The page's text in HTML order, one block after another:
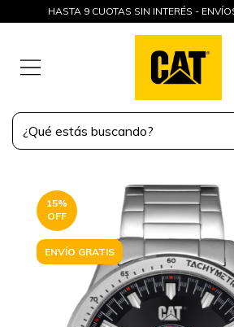
HASTA 9 CUOTAS SIN INTERÉS -
15%
OFF
ENVÍO GRATIS